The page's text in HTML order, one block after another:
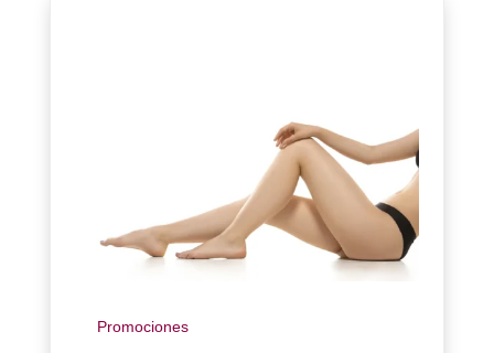
Promociones